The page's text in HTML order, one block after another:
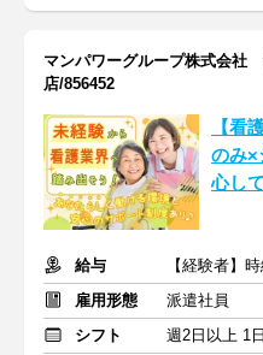
マンパワーグループ株式会
店/856452
【看
のみ×
心し
給与
雇用形態
派遣社員
シフト
週2日以上 1